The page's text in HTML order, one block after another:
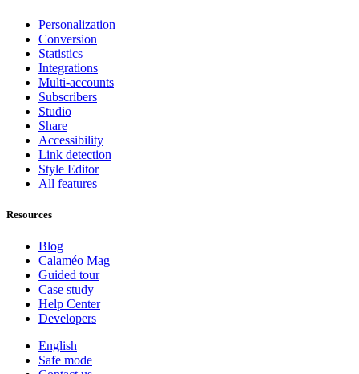
Personalization
Conversion
Statistics
Integrations
Multi-accounts
Subscribers
Studio
Share
Accessibility
Link detection
Style Editor
All features
Resources
Blog
Calaméo Mag
Guided tour
Case study
Help Center
Developers
English
Safe mode